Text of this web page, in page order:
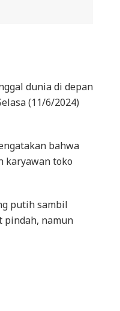
dunia di depan
(11/6/2024)
bahwa
karyawantoko
putih sambil
pindah, namun